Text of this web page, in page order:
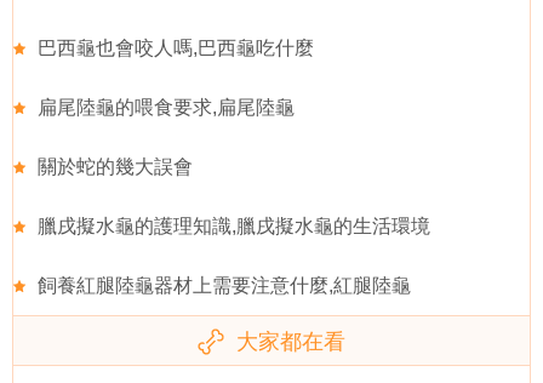
巴西龜也會咬人嗎,巴西龜吃什麼
扁尾陸龜的喂食要求,扁尾陸龜
關於蛇的幾大誤會
臘戌擬水龜的護理知識,臘戌擬水龜的生活環境
飼養紅腿陸龜器材上需要注意什麼,紅腿陸龜
大家都在看